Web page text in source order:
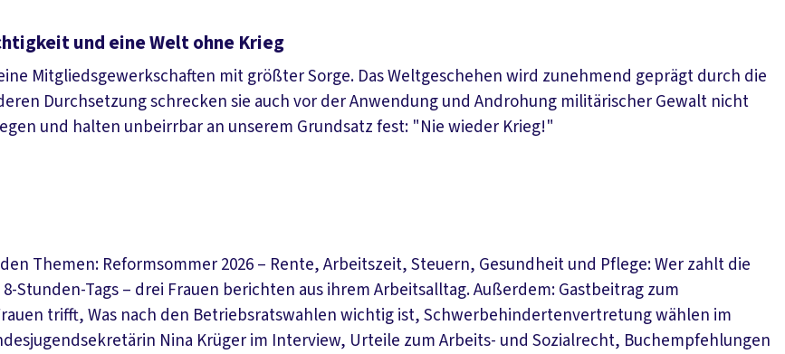
und eine Welt ohne Krieg
Mitgliedsgewerkschaften mit größter Sorge. Das Weltgeschehen wird zunehmend geprägt durch die
Durchsetzung schrecken sie auch vor der Anwendung und Androhung militärischer Gewalt nicht
und halten unbeirrbar an unserem Grundsatz fest: "Nie wieder Krieg!"
Themen: Reformsommer 2026 – Rente, Arbeitszeit, Steuern, Gesundheit und Pflege: Wer zahlt die
Stunden-Tags – drei Frauen berichten aus ihrem Arbeitsalltag. Außerdem: Gastbeitrag zum
trifft, Was nach den Betriebsratswahlen wichtig ist, Schwerbehindertenvertretung wählen im
Nina Krüger im Interview, Urteile zum Arbeits- und Sozialrecht, Buchempfehlungen